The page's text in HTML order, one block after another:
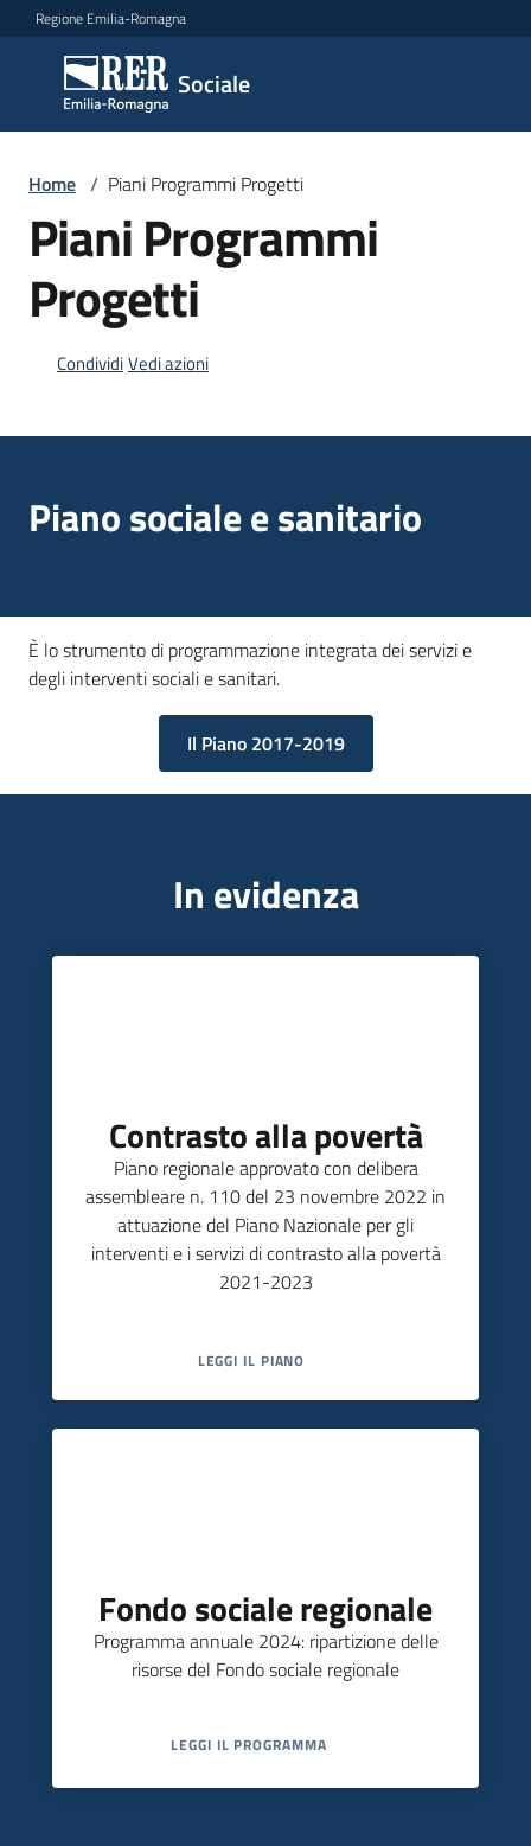
Vai al contenuto
Vai alla navigazione
Vai al footer
Regione Emilia-Romagna
Sociale
Sociale
Argomenti
Novità
Servizi
Leggi
Progetti
Menu selezionato
Home / Piani Programmi Progetti
Piani Programmi
Progetti
CondividiVedi azioni
Piano sociale e sanitario
È lo strumento di programmazione integrata dei servizi e
degli interventi sociali e sanitari.
Il Piano 2017-2019
In evidenza
Contrasto alla povertà
Piano regionale approvato con delibera
assembleare n. 110 del 23 novembre 2022 in
attuazione del Piano Nazionale per gli
interventi e i servizi di contrasto alla povertà
2021-2023
LEGGI IL PIANO
Fondo sociale regionale
Programma annuale 2024: ripartizione delle
risorse del Fondo sociale regionale
LEGGI IL PROGRAMMA